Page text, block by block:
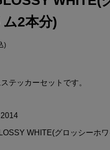
ケーティ
チーム)...
モチュー
2本分)
)
テッカーセットです。
WHITE(グロッシーホ